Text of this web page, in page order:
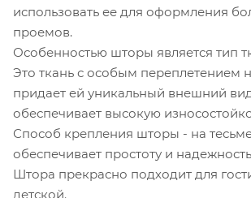
использовать ее для оформления
проемов.
Особенностью шторы является тип
Это ткань с особым переплетением
придает ей уникальный внешний
обеспечивает высокую
Способ крепления шторы - на
обеспечивает простоту и
Штора прекрасно подходит для
детской.